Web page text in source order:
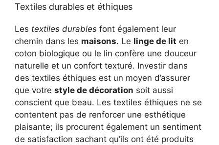
Textiles durables et éthiques
Les textiles durables font également leur
chemin dans les maisons. Le linge de lit en
coton biologique ou le lin confère une douceur
naturelle et un confort texturé. Investir dans
des textiles éthiques est un moyen d’assurer
que votre style de décoration soit aussi
conscient que beau. Les textiles éthiques ne se
contentent pas de renforcer une esthétique
plaisante; ils procurent également un sentiment
de satisfaction sachant qu’ils ont été produits